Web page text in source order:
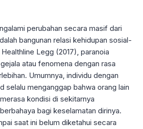
perubahan secara masif dari
bangunan relasi kehidupan sosial-
Legg (2017), paranoia
atau fenomena dengan rasa
Umumnya, individu dengan
selalu menganggap bahwa orang lain
kondisi di sekitarnya
bagi keselamatan dirinya.
saat ini belum diketahui secara